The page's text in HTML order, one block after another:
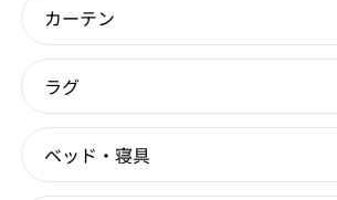
カーテン
ラグ
ベッド・寝具